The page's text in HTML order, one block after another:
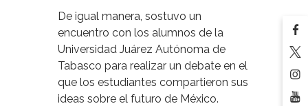
De igual manera, sostuvo un
encuentro con los alumnos de la
Universidad Juárez Autónoma de
Tabasco para realizar un debate en el
que los estudiantes compartieron sus
ideas sobre el futuro de México.